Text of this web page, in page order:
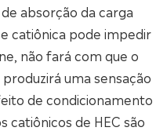
absorção da carga
catiônica pode impedir
não fará com que o
uma sensação
de condicionamento
catiônicos de HEC são